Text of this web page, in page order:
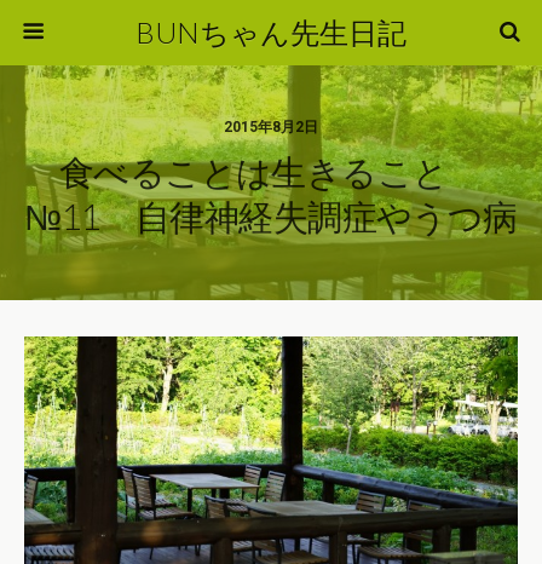
BUNちゃん先生日記
2015年8月2日
食べることは生きること
№11 自律神経失調症やうつ病